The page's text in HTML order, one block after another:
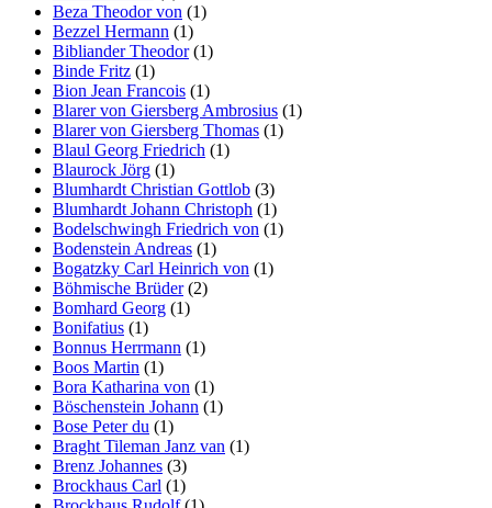
Beza Theodor von (1)
Bezzel Hermann (1)
Bibliander Theodor(1)
Binde Fritz (1)
Bion Jean Francois (1)
Blarer von Giersberg Ambrosius (1)
Blarer von Giersberg Thomas (1)
Blaul Georg Friedrich (1)
Blaurock Jörg (1)
Blumhardt Christian Gottlob (3)
Blumhardt Johann Christoph (1)
Bodelschwingh Friedrich von (1)
Bodenstein Andreas (1)
Bogatzky Carl Heinrich von (1)
Böhmische Brüder(2)
Bomhard Georg (1)
Bonifatius (1)
Bonnus Herrmann (1)
Boos Martin (1)
Bora Katharina von (1)
Böschenstein Johann (1)
Bose Peter du (1)
Braght Tileman Janz van (1)
Brenz Johannes (3)
Brockhaus Carl (1)